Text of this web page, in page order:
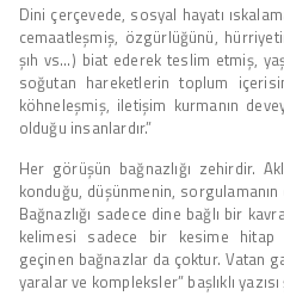
Dini çerçevede, sosyal hayatı
cemaatleşmiş, özgürlüğünü,
şıh vs…) biat ederek teslim etmiş,
soğutan hareketlerin toplum
köhneleşmiş, iletişim kurmanın
olduğu insanlardır.”
Her görüşün bağnazlığı zehirdir.
konduğu, düşünmenin, sorgulamanın
Bağnazlığı sadece dine bağlı bir
kelimesi sadece bir kesime hitap
geçinen bağnazlar da çoktur. Vatan
yaralar ve kompleksler” başlıklı